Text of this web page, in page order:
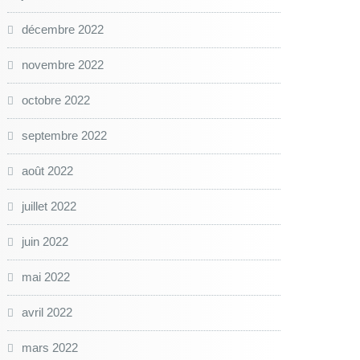
décembre 2022
novembre 2022
octobre 2022
septembre 2022
août 2022
juillet 2022
juin 2022
mai 2022
avril 2022
mars 2022